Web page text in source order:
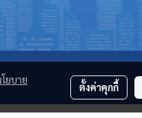
ยบาย
ตั้งค่าคุกกี้